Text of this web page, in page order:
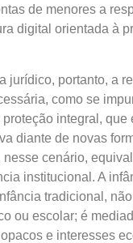
de menores a
digital orientada à
jurídico, portanto, a
como se
integral, que
diante de novas
cenário,
institucional. A
tradicional,
ou escolar; é
e interesses